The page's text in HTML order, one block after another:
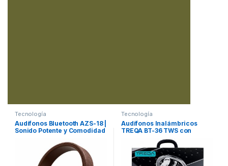
Tecnología
Audífonos Bluetooth AZS-18 |
Sonido Potente y Comodidad
Tecnología
Audífonos Inalámbricos
TREQA BT-36 TWS con
Pantalla LED y Estuche RGB